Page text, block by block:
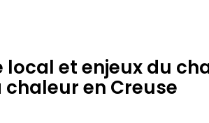
local et enjeux du
chaleur en Creuse